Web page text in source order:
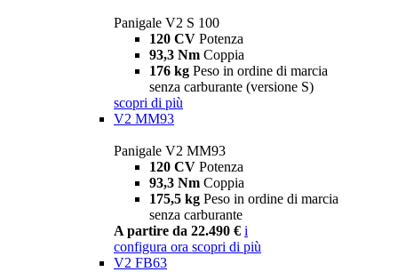
Panigale V2 S 100
120 CV Potenza
93,3 Nm Coppia
176 kg Peso in ordine di marcia
senza carburante (versione S)
scopri di più
V2 MM93
Panigale V2 MM93
120 CV Potenza
93,3 Nm Coppia
175,5 kg Peso in ordine di marcia
senza carburante
A partire da 22.490 € i
configura ora scopri di più
V2 FB63